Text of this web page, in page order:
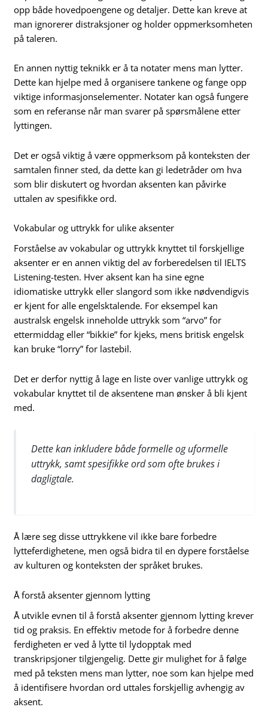
opp både hovedpoengene og detaljer. Dette kan kreve at
man ignorerer distraksjoner og holder oppmerksomheten
på taleren.
En annen nyttig teknikk er å ta notater mens man lytter.
Dette kan hjelpe med å organisere tankene og fange opp
viktige informasjonselementer. Notater kan også fungere
som en referanse når man svarer på spørsmålene etter
lyttingen.
Det er også viktig å være oppmerksom på konteksten der
samtalen finner sted, da dette kan gi ledetråder om hva
som blir diskutert og hvordan aksenten kan påvirke
uttalen av spesifikke ord.
Vokabular og uttrykk for ulike aksenter
Forståelse av vokabular og uttrykk knyttet til forskjellige
aksenter er en annen viktig del av forberedelsen til IELTS
Listening-testen. Hver aksent kan ha sine egne
idiomatiske uttrykk eller slangord som ikke nødvendigvis
er kjent for alle engelsktalende. For eksempel kan
australsk engelsk inneholde uttrykk som “arvo” for
ettermiddag eller “bikkie” for kjeks, mens britisk engelsk
kan bruke “lorry” for lastebil.
Det er derfor nyttig å lage en liste over vanlige uttrykk og
vokabular knyttet til de aksentene man ønsker å bli kjent
med.
Dette kan inkludere både formelle og uformelle
uttrykk, samt spesifikke ord som ofte brukes i
dagligtale.
Å lære seg disse uttrykkene vil ikke bare forbedre
lytteferdighetene, men også bidra til en dypere forståelse
av kulturen og konteksten der språket brukes.
Å forstå aksenter gjennom lytting
Å utvikle evnen til å forstå aksenter gjennom lytting krever
tid og praksis. En effektiv metode for å forbedre denne
ferdigheten er ved å lytte til lydopptak med
transkripsjoner tilgjengelig. Dette gir mulighet for å følge
med på teksten mens man lytter, noe som kan hjelpe med
å identifisere hvordan ord uttales forskjellig avhengig av
aksent.